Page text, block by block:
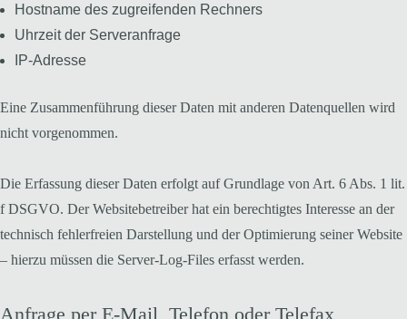
Hostname des zugreifenden Rechners
Uhrzeit der Serveranfrage
IP-Adresse
Eine Zusammenführung dieser Daten mit anderen Datenquellen wird
nicht vorgenommen.
Die Erfassung dieser Daten erfolgt auf Grundlage von Art. 6 Abs. 1 lit.
f DSGVO. Der Websitebetreiber hat ein berechtigtes Interesse an der
technisch fehlerfreien Darstellung und der Optimierung seiner Website
– hierzu müssen die Server-Log-Files erfasst werden.
Anfrage per E-Mail, Telefon oder Telefax